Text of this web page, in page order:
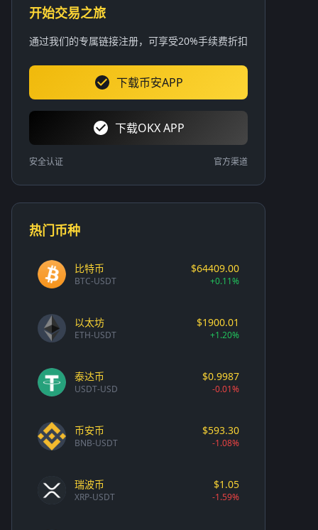
开始交易之旅
通过我们的专属链接注册，可享受20%手续费折扣
下载币安APP
下载OKX APP
安全认证 官方渠道
热门币种
比特币
BTC-USDT
$64409.00
+0.11%
以太坊
ETH-USDT
$1900.01
+1.20%
泰达币
USDT-USD
$0.9987
-0.01%
币安币
BNB-USDT
$593.30
-1.08%
瑞波币
XRP-USDT
$1.05
-1.59%